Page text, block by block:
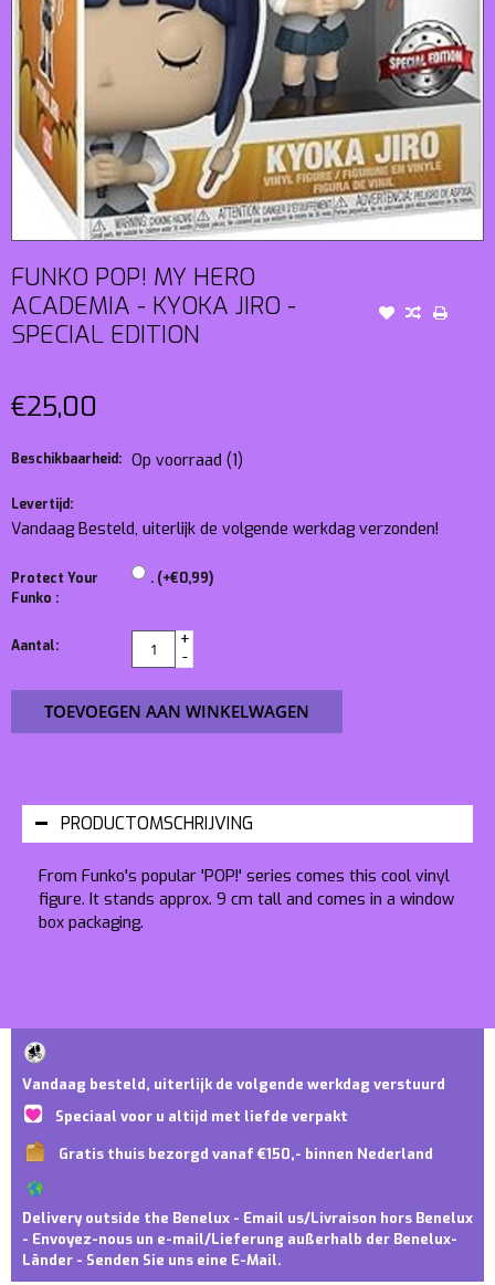
FUNKO POP! MY HERO
ACADEMIA - KYOKA JIRO -
SPECIAL EDITION
€25,00
Beschikbaarheid: Op voorraad (1)
Levertijd:
Vandaag Besteld, uiterlijk de volgende werkdag verzonden!
Protect Your
Funko :
. (+€0,99)
Aantal:
+
-
TOEVOEGEN AAN WINKELWAGEN
PRODUCTOMSCHRIJVING
From Funko's popular 'POP!' series comes this cool vinyl
figure. It stands approx. 9 cm tall and comes in a window
box packaging.
Vandaag besteld, uiterlijk de volgende werkdag verstuurd
Speciaal voor u altijd met liefde verpakt
Gratis thuis bezorgd vanaf €150,- binnen Nederland
Delivery outside the Benelux - Email us/Livraison hors Benelux
- Envoyez-nous un e-mail/Lieferung außerhalb der Benelux-
Länder - Senden Sie uns eine E-Mail.